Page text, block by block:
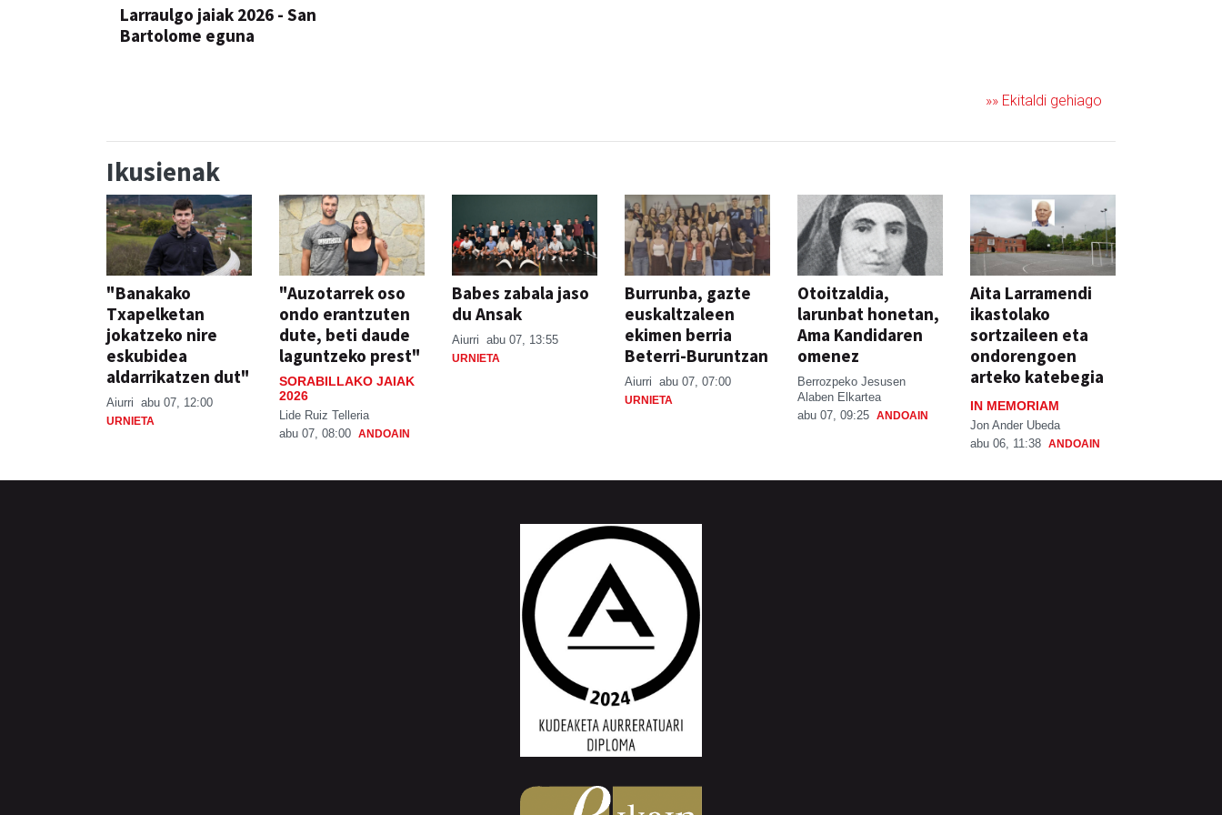
Larraulgo jaiak 2026 - San
Bartolome eguna
»» Ekitaldi gehiago
Ikusienak
"Banakako
Txapelketan
jokatzeko nire
eskubidea
aldarrikatzen dut"
Aiurri abu 07, 12:00
URNIETA
"Auzotarrek oso
ondo erantzuten
dute, beti daude
laguntzeko prest"
SORABILLAKO JAIAK
2026
Lide Ruiz Telleria
abu 07, 08:00 ANDOAIN
Babes zabala jaso
du Ansak
Aiurri abu 07, 13:55
URNIETA
Burrunba, gazte
euskaltzaleen
ekimen berria
Beterri-Buruntzan
Aiurri abu 07, 07:00
URNIETA
Otoitzaldia,
larunbat honetan,
Ama Kandidaren
omenez
Berrozpeko Jesusen
Alaben Elkartea
abu 07, 09:25 ANDOAIN
Aita Larramendi
ikastolako
sortzaileen eta
ondorengoen
arteko katebegia
IN MEMORIAM
Jon Ander Ubeda
abu 06, 11:38 ANDOAIN